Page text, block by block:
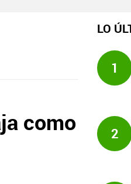
como
LO
1
2